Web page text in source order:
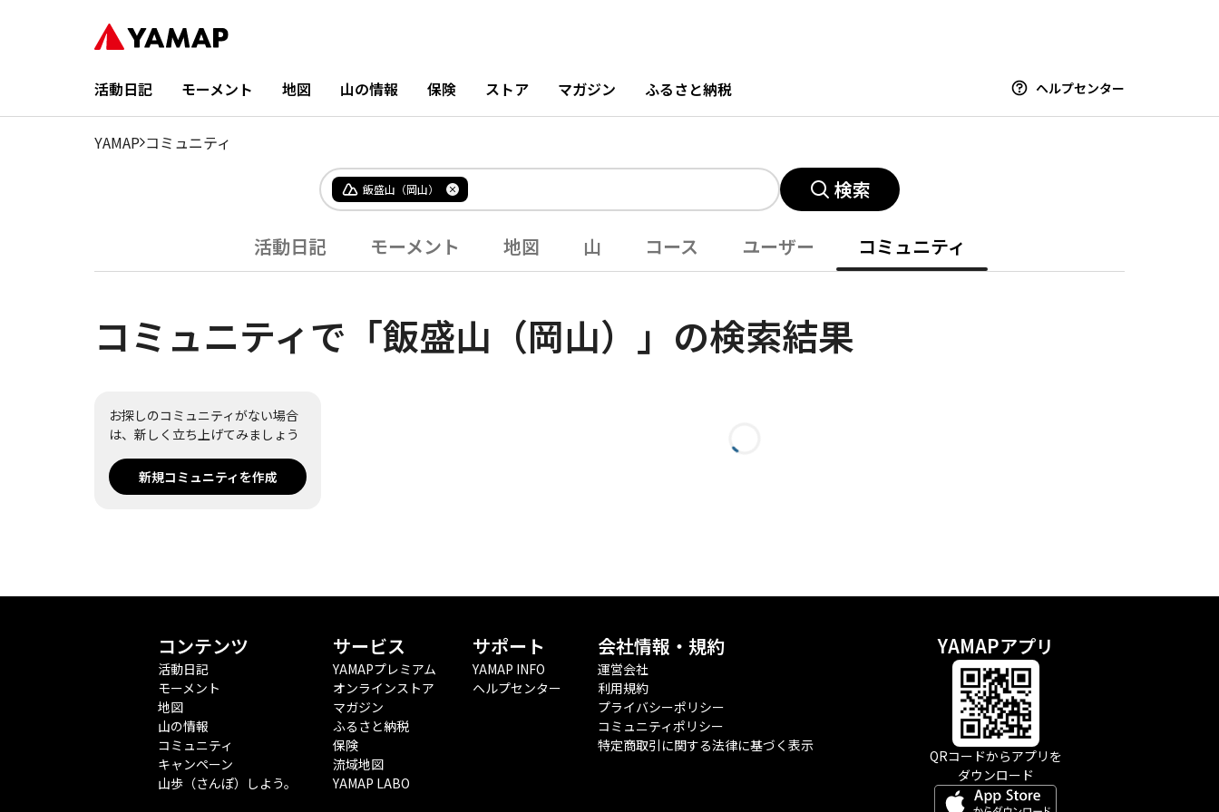
活動日記 モーメント 地図 山の情報 保険 ストア マガジン ふるさと納税 ヘルプセンター
YAMAP コミュニティ
飯盛山（岡山） 検索
活動日記 モーメント 地図 山 コース ユーザー コミュニティ
コミュニティで「飯盛山（岡山）」の検索結果
お探しのコミュニティがない場合
は、新しく立ち上げてみましょう
新規コミュニティを作成
コンテンツ
活動日記
モーメント
地図
山の情報
コミュニティ
キャンペーン
山歩（さんぽ）しよう。
サービス
YAMAPプレミアム
オンラインストア
マガジン
ふるさと納税
保険
流域地図
YAMAP LABO
サポート
YAMAP INFO
ヘルプセンター
会社情報・規約
運営会社
利用規約
プライバシーポリシー
コミュニティポリシー
特定商取引に関する法律に基づく表示
YAMAPアプリ
QRコードからアプリを
ダウンロード